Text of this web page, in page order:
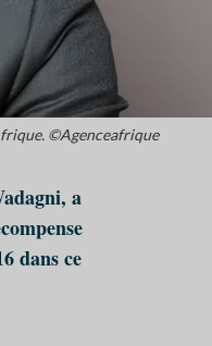
©Agenceafrique
a
dans ce